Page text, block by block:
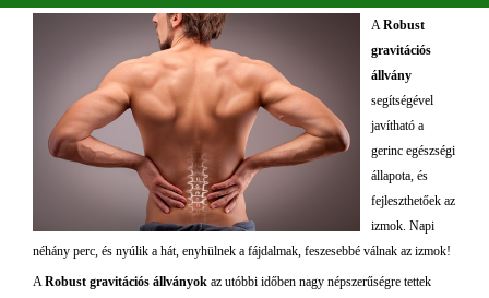
ARobust
gravitációs
állvány
segítségével
javítható a
gerinc egészségi
állapota, és
fejleszthetőek az
izmok. Napi
néhány perc, és nyúlik a hát, enyhülnek a fájdalmak, feszesebbé válnak az izmok!
ARobust gravitációs állványok az utóbbi időben nagy népszerűségre tettek